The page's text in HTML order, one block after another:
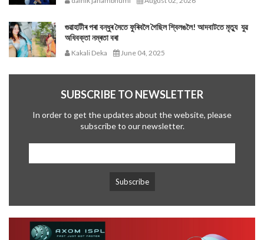
গুৱাহাটীৰ পৰা বন্ধুৰ সৈতে ফুৰিবলৈ গৈছিল শ্বিলঙলৈ! আদবাটতে মৃত্যু যুৱ
অধিবক্তা নম্ৰতা বৰা
Kakali Deka June 04, 2025
SUBSCRIBE TO NEWSLETTER
In order to get the updates about the website, please
subscribe to our newsletter.